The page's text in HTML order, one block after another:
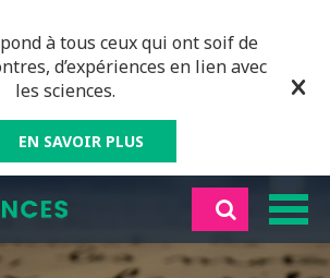
à tous ceux qui ont soif de
d’expériences en lien avec
les sciences.
EN SAVOIR PLUS